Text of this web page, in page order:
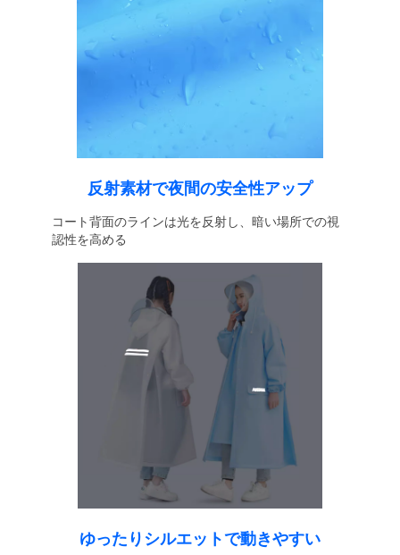
反射素材で夜間の安全性アップ
コート背面のラインは光を反射し、暗い場所での視
認性を高める
ゆったりシルエットで動きやすい